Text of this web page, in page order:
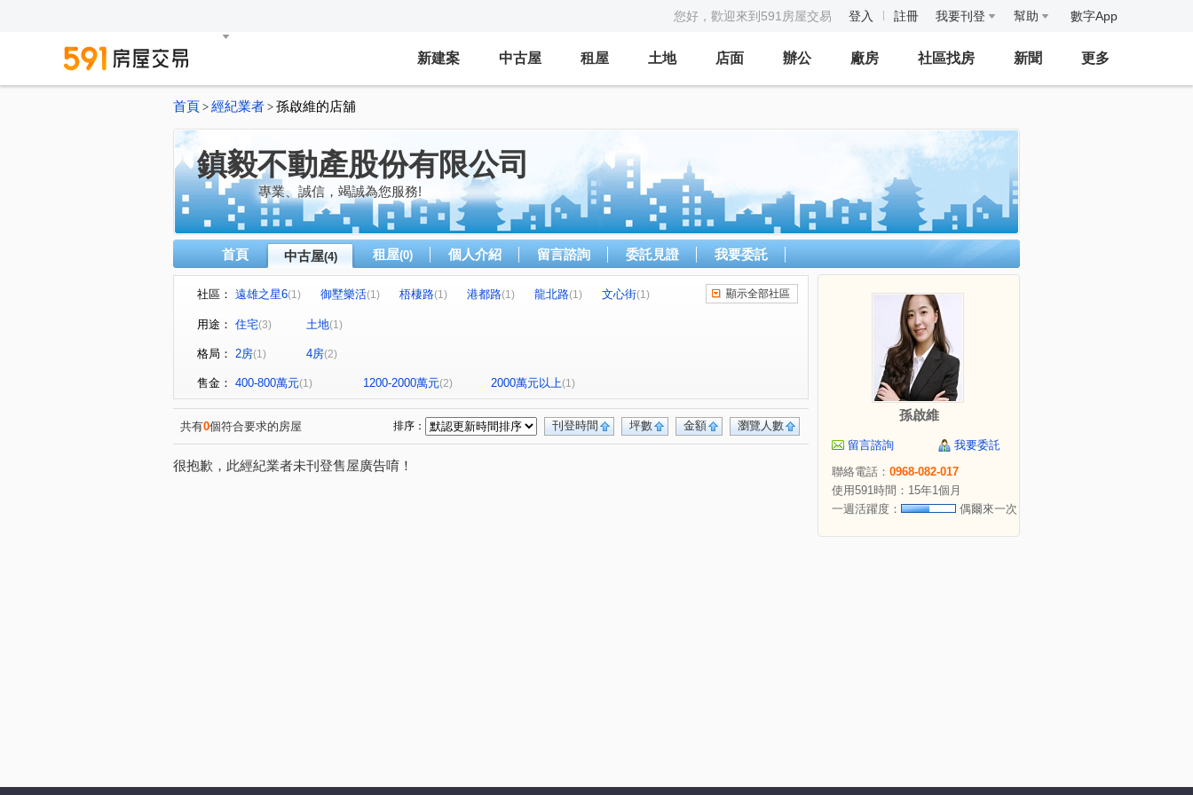
您好，歡迎來到591房屋交易 登入 註冊 我要刊登 幫助 數字App
新建案 中古屋 租屋 土地 店面 辦公 廠房 社區找房 新聞 更多
首頁 > 經紀業者 > 孫啟維的店舖
鎮毅不動產股份有限公司
專業、誠信，竭誠為您服務!
首頁 中古屋(4) 租屋(0) 個人介紹 留言諮詢 委託見證 我要委託
社區： 遠雄之星6(1) 御墅樂活(1) 梧棲路(1) 港都路(1) 龍北路(1) 文心街(1) 顯示全部社區
用途： 住宅(3) 土地(1)
格局： 2房(1) 4房(2)
售金： 400-800萬元(1) 1200-2000萬元(2) 2000萬元以上(1)
共有0個符合要求的房屋 瀏覽人數
金額
坪數
刊登時間
排序：
很抱歉，此經紀業者未刊登售屋廣告唷！
孫啟維
留言諮詢
我要委託
聯絡電話： 0968-082-017
使用591時間：15年1個月
一週活躍度：
偶爾來一次